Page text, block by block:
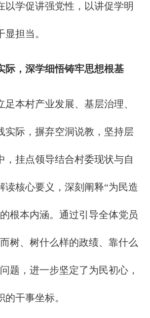
以学促讲强党性，以讲促学明
担当。
际，深学细悟铸牢思想根基
本村产业发展、基层治理、
实际，摒弃空洞说教，坚持层
，挂点领导结合村委现状与自
读核心要义，深刻阐释“为民造
根本内涵。通过引导全体党员
树、树什么样的政绩、靠什么
题，进一步坚定了为民初心，
干事坐标。